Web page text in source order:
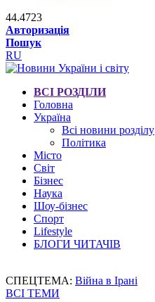
44.4723
Авторизація
Пошук
RU
ВСІ РОЗДІЛИ
Головна
Україна
Всі новини розділу
Політика
Місто
Світ
Бізнес
Наука
Шоу-бізнес
Спорт
Lifestyle
БЛОГИ ЧИТАЧІВ
СПЕЦТЕМА: Війна в Ірані
ВСІ ТЕМИ